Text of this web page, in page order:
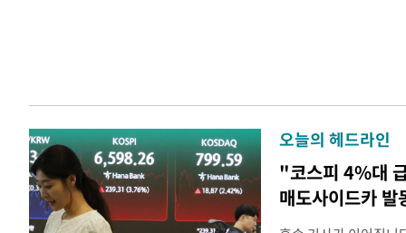
오늘의 헤드라인
"코스피 4%대
매도사이드카 발